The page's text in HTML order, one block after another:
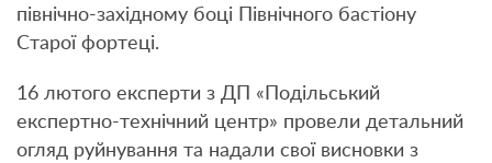
північно-західному боці Північного бастіону
Старої фортеці.
16 лютого експерти з ДП «Подільський
експертно-технічний центр» провели детальний
огляд руйнування та надали свої висновки з